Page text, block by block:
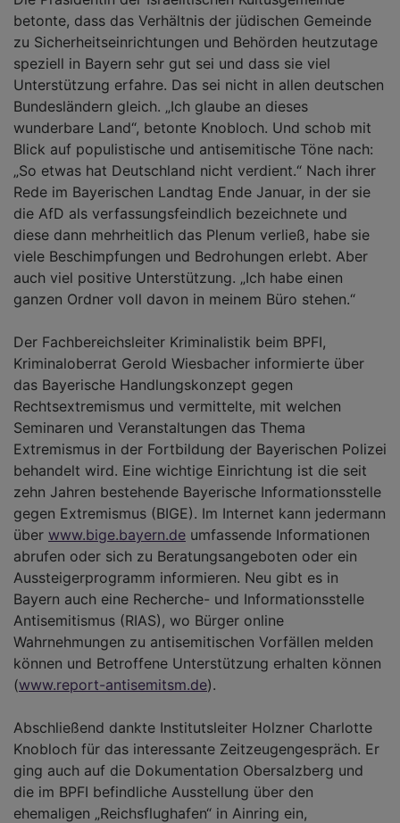
betonte, dass das Verhältnis der jüdischen Gemeinde
zu Sicherheitseinrichtungen und Behörden heutzutage
speziell in Bayern sehr gut sei und dass sie viel
Unterstützung erfahre. Das sei nicht in allen deutschen
Bundesländern gleich. „Ich glaube an dieses
wunderbare Land“, betonte Knobloch. Und schob mit
Blick auf populistische und antisemitische Töne nach:
„So etwas hat Deutschland nicht verdient.“ Nach ihrer
Rede im Bayerischen Landtag Ende Januar, in der sie
die AfD als verfassungsfeindlich bezeichnete und
diese dann mehrheitlich das Plenum verließ, habe sie
viele Beschimpfungen und Bedrohungen erlebt. Aber
auch viel positive Unterstützung. „Ich habe einen
ganzen Ordner voll davon in meinem Büro stehen.“
Der Fachbereichsleiter Kriminalistik beim BPFI,
Kriminaloberrat Gerold Wiesbacher informierte über
das Bayerische Handlungskonzept gegen
Rechtsextremismus und vermittelte, mit welchen
Seminaren und Veranstaltungen das Thema
Extremismus in der Fortbildung der Bayerischen Polizei
behandelt wird. Eine wichtige Einrichtung ist die seit
zehn Jahren bestehende Bayerische Informationsstelle
gegen Extremismus (BIGE). Im Internet kann jedermann
über www.bige.bayern.de umfassende Informationen
abrufen oder sich zu Beratungsangeboten oder ein
Aussteigerprogramm informieren. Neu gibt es in
Bayern auch eine Recherche- und Informationsstelle
Antisemitismus (RIAS), wo Bürger online
Wahrnehmungen zu antisemitischen Vorfällen melden
können und Betroffene Unterstützung erhalten können
(www.report-antisemitsm.de).
Abschließend dankte Institutsleiter Holzner Charlotte
Knobloch für das interessante Zeitzeugengespräch. Er
ging auch auf die Dokumentation Obersalzberg und
die im BPFI befindliche Ausstellung über den
ehemaligen „Reichsflughafen“ in Ainring ein,